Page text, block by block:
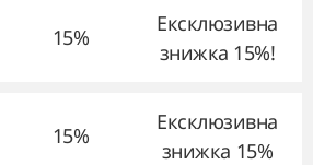
15%
Ексклюзивна
знижка 15%!
15%
Ексклюзивна
знижка 15%